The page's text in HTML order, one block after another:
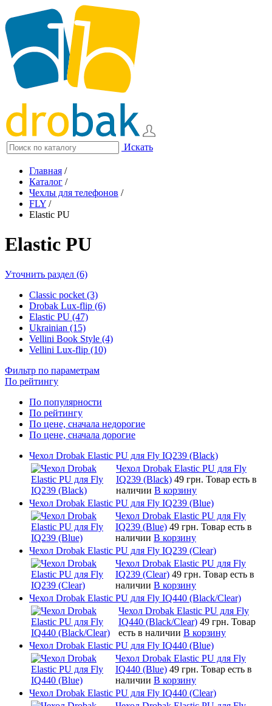
Искать
Главная /
Каталог /
Чехлы для телефонов /
FLY /
Elastic PU
Elastic PU
Уточнить раздел (6)
Classic pocket (3)
Drobak Lux-flip (6)
Elastic PU (47)
Ukrainian (15)
Vellini Book Style (4)
Vellini Lux-flip (10)
Фильтр по параметрам
По рейтингу
По популярности
По рейтингу
По цене, сначала недорогие
По цене, сначала дорогие
Чехол Drobak Elastic PU для Fly IQ239 (Black)
Чехол Drobak Elastic PU для Fly
IQ239 (Black) 49 грн. Товар есть в
наличии В корзину
Чехол Drobak Elastic PU для Fly IQ239 (Blue)
Чехол Drobak Elastic PU для Fly
IQ239 (Blue) 49 грн. Товар есть в
наличии В корзину
Чехол Drobak Elastic PU для Fly IQ239 (Clear)
Чехол Drobak Elastic PU для Fly
IQ239 (Clear) 49 грн. Товар есть в
наличии В корзину
Чехол Drobak Elastic PU для Fly IQ440 (Black/Clear)
Чехол Drobak Elastic PU для Fly
IQ440 (Black/Clear) 49 грн. Товар
есть в наличии В корзину
Чехол Drobak Elastic PU для Fly IQ440 (Blue)
Чехол Drobak Elastic PU для Fly
IQ440 (Blue) 49 грн. Товар есть в
наличии В корзину
Чехол Drobak Elastic PU для Fly IQ440 (Clear)